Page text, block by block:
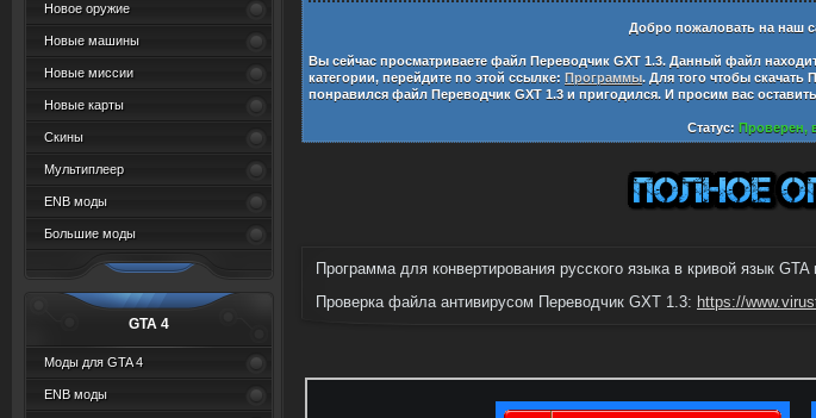
Новое оружие
Новые машины
Новые миссии
Новые карты
Скины
Мультиплеер
ENB моды
Большие моды
GTA 4
Моды для GTA 4
ENB моды
Добро пожаловать на наш
Вы сейчас просматриваете файл Переводчик GXT 1.3. Данный файл
категории, перейдите по этой ссылке: Программы. Для того чтобы скачать
понравился файл Переводчик GXT 1.3 и пригодился. И просим вас
Статус: Проверен,
Программа для конвертирования русского языка в кривой язык GTA
Проверка файла антивирусом Переводчик GXT 1.3: https://